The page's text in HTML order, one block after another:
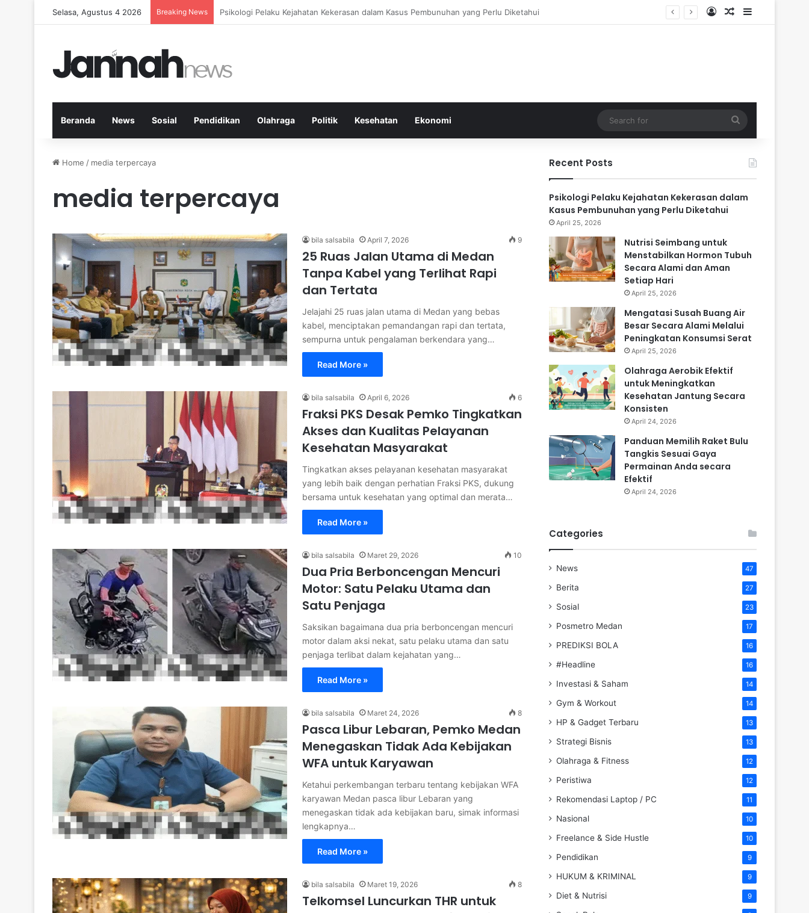
Selasa, Agustus 4 2026 Breaking News Nutrisi Seimbang untuk Menstabilkan Hormon Tubuh Secara Alami dan Aman Setiap Hari Log InRandom Article
Sidebar
Beranda News Sosial Pendidikan Olahraga Politik Kesehatan Ekonomi
for
Home / media terpercaya
media terpercaya
bila salsabila April 7, 2026 9
25 Ruas Jalan Utama di Medan
Tanpa Kabel yang Terlihat Rapi
dan Tertata
Jelajahi 25 ruas jalan utama di Medan yang bebas
kabel, menciptakan pemandangan rapi dan tertata,
sempurna untuk pengalaman berkendara yang…
Read More »
bila salsabila April 6, 2026 6
Fraksi PKS Desak Pemko Tingkatkan
Akses dan Kualitas Pelayanan
Kesehatan Masyarakat
Tingkatkan akses pelayanan kesehatan masyarakat
yang lebih baik dengan perhatian Fraksi PKS, dukung
bersama untuk kesehatan yang optimal dan merata…
Read More »
bila salsabila Maret 29, 2026 10
Dua Pria Berboncengan Mencuri
Motor: Satu Pelaku Utama dan
Satu Penjaga
Saksikan bagaimana dua pria berboncengan mencuri
motor dalam aksi nekat, satu pelaku utama dan satu
penjaga terlibat dalam kejahatan yang…
Read More »
bila salsabila Maret 24, 2026 8
Pasca Libur Lebaran, Pemko Medan
Menegaskan Tidak Ada Kebijakan
WFA untuk Karyawan
Ketahui perkembangan terbaru tentang kebijakan WFA
karyawan Medan pasca libur Lebaran yang
menegaskan tidak ada kebijakan baru, simak informasi
lengkapnya…
Read More »
bila salsabila Maret 19, 2026 8
Telkomsel Luncurkan THR untuk
Recent Posts
Psikologi Pelaku Kejahatan Kekerasan dalam
Kasus Pembunuhan yang Perlu Diketahui
April 25, 2026
Nutrisi Seimbang untuk
Menstabilkan Hormon Tubuh
Secara Alami dan Aman
Setiap Hari
April 25, 2026
Mengatasi Susah Buang Air
Besar Secara Alami Melalui
Peningkatan Konsumsi Serat
April 25, 2026
Olahraga Aerobik Efektif
untuk Meningkatkan
Kesehatan Jantung Secara
Konsisten
April 24, 2026
Panduan Memilih Raket Bulu
Tangkis Sesuai Gaya
Permainan Anda secara
Efektif
April 24, 2026
Categories
News 47
Berita 27
Sosial 23
Posmetro Medan 17
PREDIKSI BOLA 16
#Headline 16
Investasi & Saham 14
Gym & Workout 14
HP & Gadget Terbaru 13
Strategi Bisnis 13
Olahraga & Fitness 12
Peristiwa 12
Rekomendasi Laptop / PC 11
Nasional 10
Freelance & Side Hustle 10
Pendidikan 9
HUKUM & KRIMINAL 9
Diet & Nutrisi 9